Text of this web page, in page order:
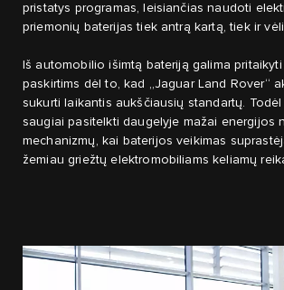
pristatys programas, leisiančias naudoti
priemonių baterijas tiek antrą kartą, tiek ir
Iš automobilio išimtą bateriją galima pritaikyti
paskirtims dėl to, kad „Jaguar Land Rover“
sukurti laikantis aukščiausių standartų.
saugiai pasitelkti daugelyje mažai energijos
mechanizmų, kai baterijos veikimas
žemiau griežtų elektromobiliams keliamų